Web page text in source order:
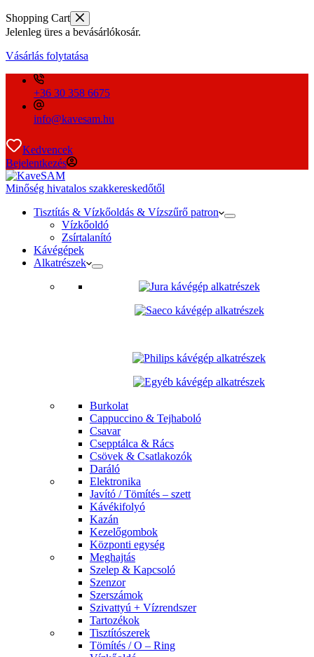
Shopping Cart
Jelenleg üres a bevásárlókosár.
Vásárlás folytatása
+36 30 358 6675
info@kavesam.hu
Kedvencek
Bejelentkezés
Minőség hivatalos szakkereskedőtől
Tisztítás & Vízkőoldás & Vízszűrő patron
Vízkőoldó
Zsírtalanító
Kávégépek
Alkatrészek
Burkolat
Cappuccino & Tejhaboló
Csavar
Csepptálca & Rács
Csövek & Csatlakozók
Daráló
Elektronika
Javító / Tömítés – szett
Kávékifolyó
Kazán
Kezelőgombok
Központi egység
Meghajtás
Szelep & Kapcsoló
Szenzor
Szerszámok
Szivattyú + Vízrendszer
Tartozékok
Tisztítószerek
Tömítés / O – Ring